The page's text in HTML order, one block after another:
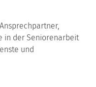
in der Seniorenarbeit
und